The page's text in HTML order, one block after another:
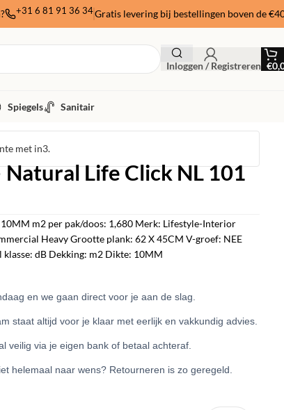
+31 6 81 91 36 34Gratis levering bij bestellingen boven de
Inloggen / Registreren €
Spiegels Sanitair
met in3.
Life Click NL 101
m2 per pak/doos: 1,680 Merk: Lifestyle-Interior
Heavy Grootte plank: 62 X 45CM V-groef: NEE
klasse: dB Dekking: m2 Dikte: 10MM
en we gaan direct voor je aan de slag.
staat altijd voor je klaar met eerlijk en vakkundig advies.
veilig via je eigen bank of betaal achteraf.
helemaal naar wens? Retourneren is zo geregeld.